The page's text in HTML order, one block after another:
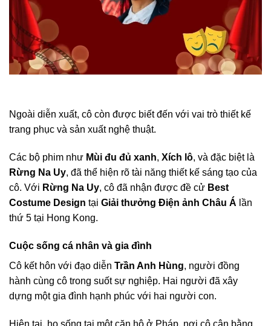
Ngoài diễn xuất, cô còn được biết đến với vai trò thiết kế
trang phục và sản xuất nghệ thuật.
Các bộ phim như Mùi đu đủ xanh, Xích lô, và đặc biệt là
Rừng Na Uy, đã thể hiện rõ tài năng thiết kế sáng tạo của
cô. Với Rừng Na Uy, cô đã nhận được đề cử Best
Costume Design tại Giải thưởng Điện ảnh Châu Á lần
thứ 5 tại Hong Kong.
Cuộc sống cá nhân và gia đình
Cô kết hôn với đạo diễn Trần Anh Hùng, người đồng
hành cùng cô trong suốt sự nghiệp. Hai người đã xây
dựng một gia đình hạnh phúc với hai người con.
Hiện tại, họ sống tại một căn hộ ở Pháp, nơi cô cân bằng